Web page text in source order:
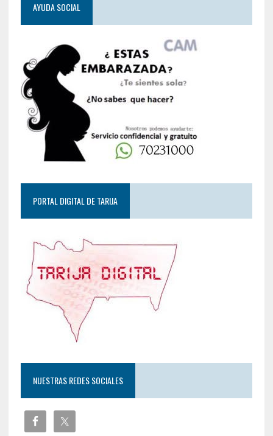
AYUDA SOCIAL
PORTAL DIGITAL DE TARIJA
NUESTRAS REDES SOCIALES